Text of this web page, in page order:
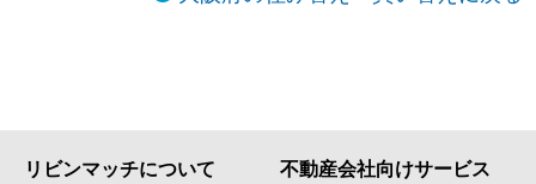
リビンマッチについて 不動産会社向けサービス